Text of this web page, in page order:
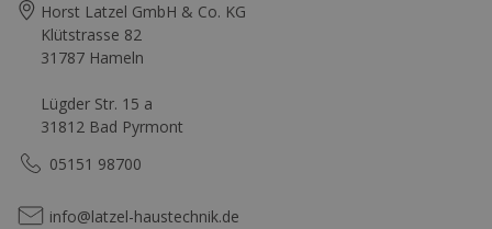
Horst Latzel GmbH & Co. KG
Klütstrasse 82
31787 Hameln
Lügder Str. 15 a
31812 Bad Pyrmont
05151 98700
info@latzel-haustechnik.de